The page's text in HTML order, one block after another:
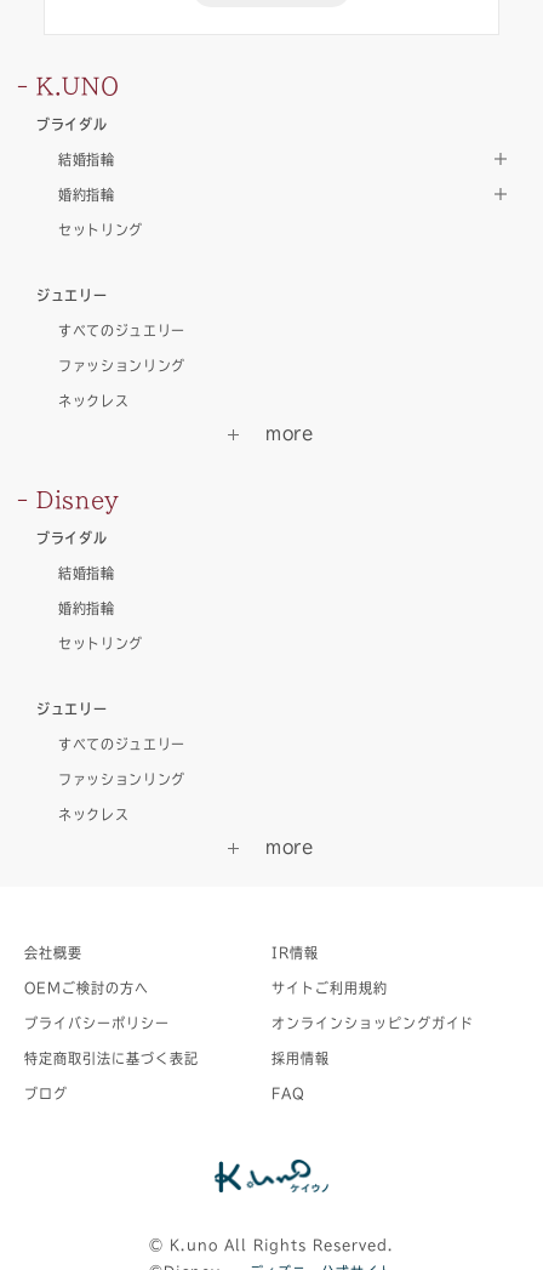
K.UNO
ブライダル
結婚指輪
婚約指輪
セットリング
ジュエリー
すべてのジュエリー
ファッションリング
ネックレス
Disney
ブライダル
結婚指輪
婚約指輪
セットリング
ジュエリー
すべてのジュエリー
ファッションリング
ネックレス
会社概要 IR情報
OEMご検討の方へ サイトご利用規約
プライバシーポリシー オンラインショッピングガイド
特定商取引法に基づく表記 採用情報
ブログ FAQ
©︎ K.uno All Rights Reserved.